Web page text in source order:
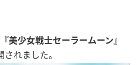
『美少女戦士セーラームーン』
れました。